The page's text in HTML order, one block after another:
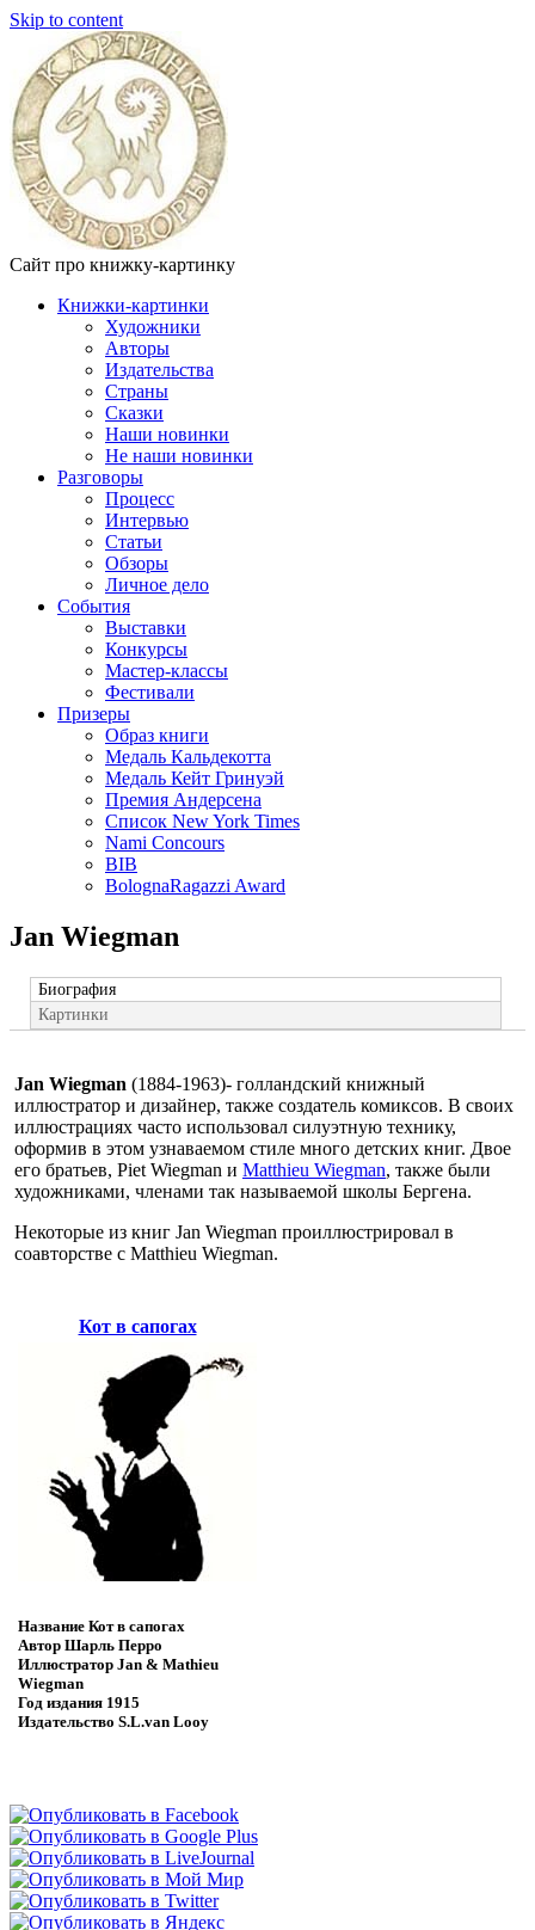
Skip to content
Сайт про книжку-картинку
Книжки-картинки
Художники
Авторы
Издательства
Страны
Сказки
Наши новинки
Не наши новинки
Разговоры
Процесс
Интервью
Статьи
Обзоры
Личное дело
События
Выставки
Конкурсы
Мастер-классы
Фестивали
Призеры
Образ книги
Медаль Кальдекотта
Медаль Кейт Гринуэй
Премия Андерсена
Список New York Times
Nami Concours
BIB
BolognaRagazzi Award
Jan Wiegman
Биография
Картинки
Jan Wiegman (1884-1963)- голландский книжный
иллюстратор и дизайнер, также создатель комиксов. В своих
иллюстрациях часто использовал силуэтную технику,
оформив в этом узнаваемом стиле много детских книг. Двое
его братьев, Piet Wiegman и Matthieu Wiegman, также были
художниками, членами так называемой школы Бергена.
Некоторые из книг Jan Wiegman проиллюстрировал в
соавторстве с Matthieu Wiegman.
Кот в сапогах
Название Кот в сапогах
Автор Шарль Перро
Иллюстратор Jan & Mathieu
Wiegman
Год издания 1915
Издательство S.L.van Looy